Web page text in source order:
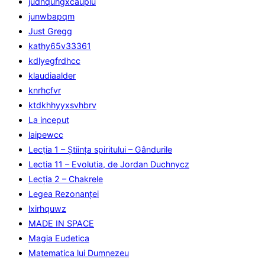
junwbapqm
Just Gregg
kathy65v33361
kdlyegfrdhcc
klaudiaalder
knrhcfvr
ktdkhhyyxsvhbrv
La inceput
laipewcc
Lecţia 1 – Ştiinţa spiritului – Gândurile
Lectia 11 – Evolutia, de Jordan Duchnycz
Lecţia 2 – Chakrele
Legea Rezonanţei
lxirhquwz
MADE IN SPACE
Magia Eudetica
Matematica lui Dumnezeu